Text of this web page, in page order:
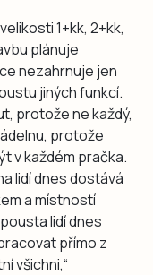
1+kk, 2+kk,
plánuje
nezahrnuje jen
jiných funkcí.
protože ne každý,
protože
v každém pračka.
lidí dnes dostává
a místností
lidí dnes
přímo z
všichni,“